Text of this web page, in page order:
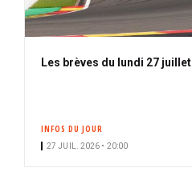
Les brèves du lundi 27 juillet
INFOS DU JOUR
27 JUIL. 2026 • 20:00